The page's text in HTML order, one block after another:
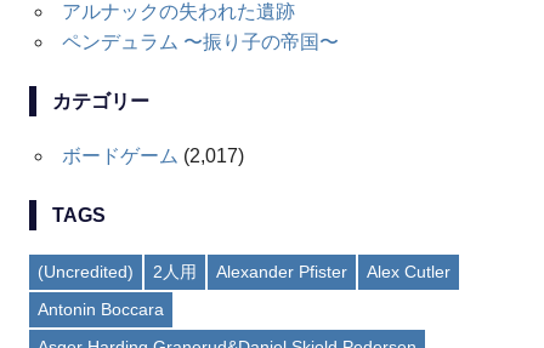
アルナックの失われた遺跡
ペンデュラム 〜振り子の帝国〜
カテゴリー
ボードゲーム (2,017)
TAGS
(Uncredited) 2人用 Alexander Pfister
Alex Cutler
Antonin Boccara